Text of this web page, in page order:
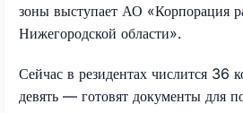
зоны выступает АО «Корпорация
Нижегородской области».
Сейчас в резидентах числится 36
девять — готовят документы для